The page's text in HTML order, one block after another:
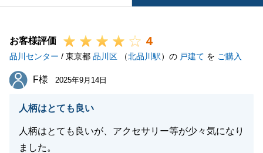
お客様評価 4
品川センター / 東京都 品川区 （北品川駅）の 戸建て を ご購入
F様
F様 2025年9月14日
人柄はとても良い
人柄はとても良いが、アクセサリー等が少々気になり
ました。